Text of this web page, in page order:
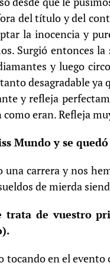
del título y del
la inocencia y
Surgió entonces
y luego
desagradable
y refleja
como eran. Refleja
Mundo y se
carrera y nos
de mierda
de vuestro
tocando en el